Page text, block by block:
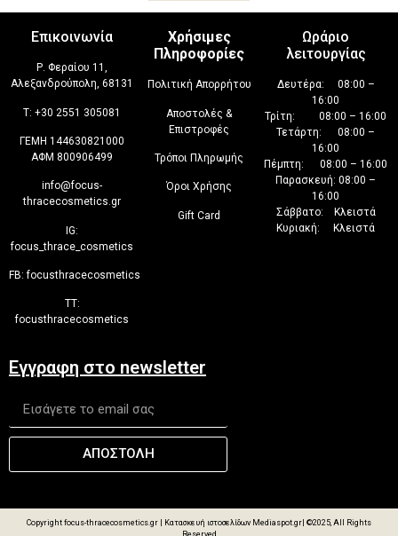
Επικοινωνία
Ρ. Φεραίου 11,
Αλεξανδρούπολη, 68131
T:+30 2551 305081
ΓΕΜΗ 144630821000
ΑΦΜ 800906499
info@focus-
thracecosmetics.gr
IG:
focus_thrace_cosmetics
FB:focusthracecosmetics
TT:
focusthracecosmetics
Χρήσιμες
Πληροφορίες
Πολιτική Απορρήτου
Αποστολές &
Επιστροφές
Τρόποι Πληρωμής
Όροι Χρήσης
Gift Card
Ωράριο
λειτουργίας
Δευτέρα: 08:00 –
16:00
Τρίτη: 08:00 – 16:00
Τετάρτη: 08:00 –
16:00
Πέμπτη: 08:00 – 16:00
Παρασκευή: 08:00 –
16:00
Σάββατο: Κλειστά
Κυριακή: Κλειστά
Εγγραφη στο newsletter
ΑΠΟΣΤΟΛΗ
Copyright focus-thracecosmetics.gr | Κατασκευή ιστοσελίδων Mediaspot.gr | ©2025, All Rights
Reserved